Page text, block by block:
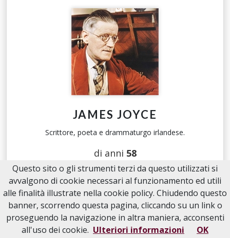
JAMES JOYCE
Scrittore, poeta e drammaturgo irlandese.
di anni 58
leggi tutto
23/09/1939
Questo sito o gli strumenti terzi da questo utilizzati si
avvalgono di cookie necessari al funzionamento ed utili
alle finalità illustrate nella cookie policy. Chiudendo questo
banner, scorrendo questa pagina, cliccando su un link o
proseguendo la navigazione in altra maniera, acconsenti
all'uso dei cookie. Ulteriori informazioni OK